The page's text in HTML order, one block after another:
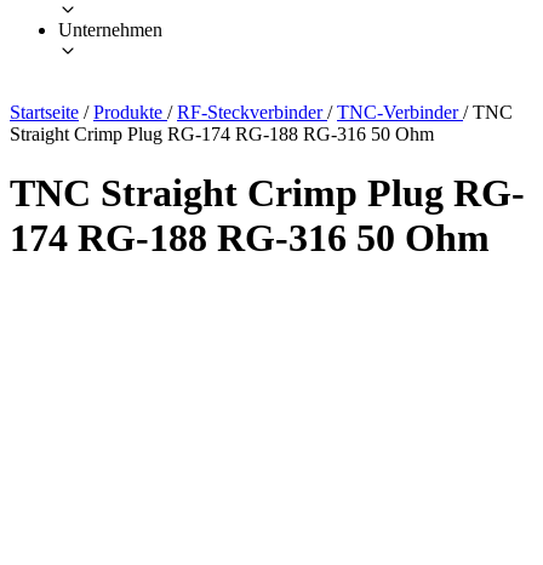
Unternehmen
Startseite / Produkte / RF-Steckverbinder/ TNC-Verbinder/ TNC
Straight Crimp Plug RG-174 RG-188 RG-316 50 Ohm
TNC Straight Crimp Plug RG-
174 RG-188 RG-316 50 Ohm